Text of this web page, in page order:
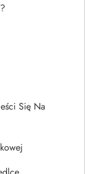
Się Na